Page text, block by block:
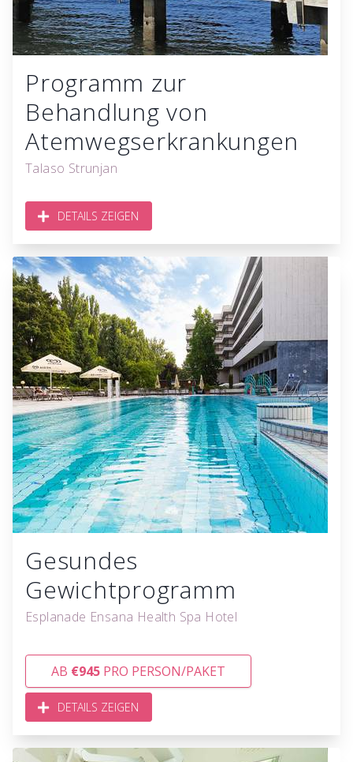
Programm zur
Behandlung von
Atemwegserkrankungen
Talaso Strunjan
DETAILS ZEIGEN
Gesundes
Gewichtprogramm
Esplanade Ensana Health Spa Hotel
AB €945 PRO PERSON/PAKET
DETAILS ZEIGEN